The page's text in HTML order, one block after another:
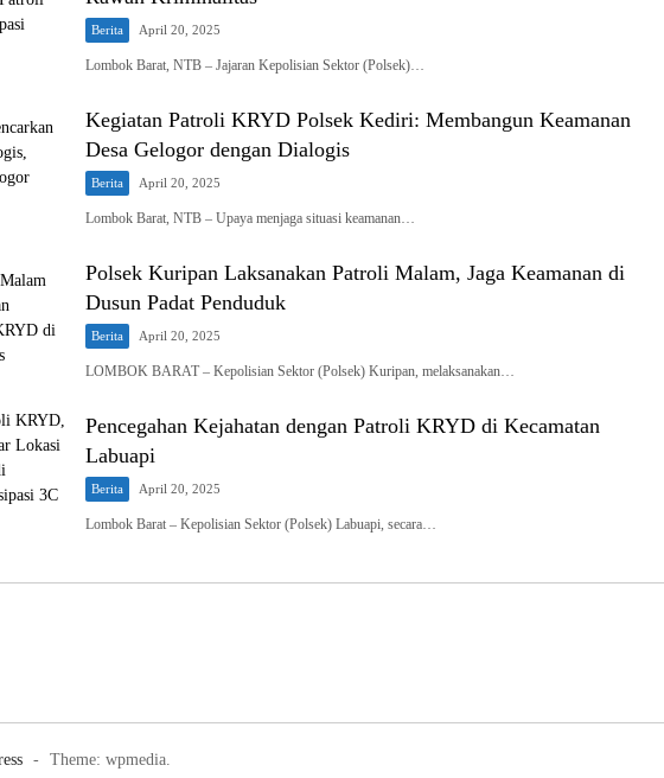
Berita April 20, 2025
Lombok Barat, NTB – Jajaran Kepolisian Sektor (Polsek)…
Kegiatan Patroli KRYD Polsek Kediri: Membangun Keamanan
Desa Gelogor dengan Dialogis
Berita April 20, 2025
Lombok Barat, NTB – Upaya menjaga situasi keamanan…
Polsek Kuripan Laksanakan Patroli Malam, Jaga Keamanan di
Dusun Padat Penduduk
Berita April 20, 2025
LOMBOK BARAT – Kepolisian Sektor (Polsek) Kuripan, melaksanakan…
Pencegahan Kejahatan dengan Patroli KRYD di Kecamatan
Labuapi
Berita April 20, 2025
Lombok Barat – Kepolisian Sektor (Polsek) Labuapi, secara…
- Theme: wpmedia.